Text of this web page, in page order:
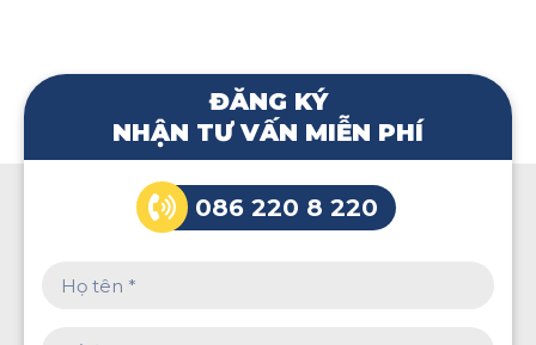
ĐĂNG KÝ
NHẬN TƯ VẤN MIỄN PHÍ
086 220 8 220